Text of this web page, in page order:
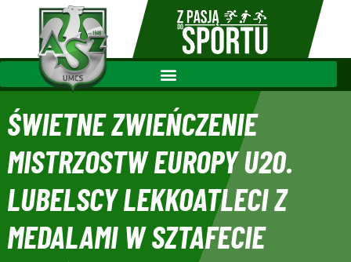
ŚWIETNE ZWIEŃCZENIE
MISTRZOSTW EUROPY U20.
LUBELSCY LEKKOATLECI Z
MEDALAMI W SZTAFECIE